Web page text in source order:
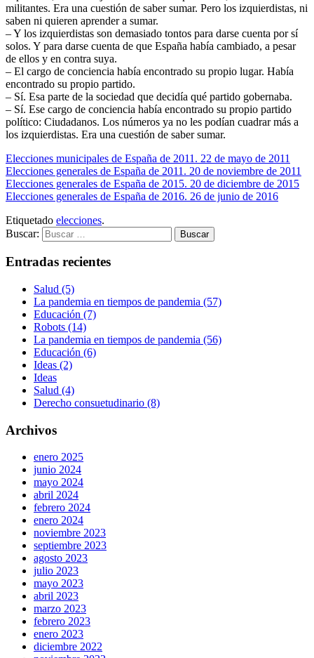
militantes. Era una cuestión de saber sumar. Pero los izquierdistas, ni
saben ni quieren aprender a sumar.
– Y los izquierdistas son demasiado tontos para darse cuenta por sí
solos. Y para darse cuenta de que España había cambiado, a pesar
de ellos y en contra suya.
– El cargo de conciencia había encontrado su propio lugar. Había
encontrado su propio partido.
– Sí. Esa parte de la sociedad que decidía qué partido gobernaba.
– Sí. Ese cargo de conciencia había encontrado su propio partido
político: Ciudadanos. Los números ya no les podían cuadrar más a
los izquierdistas. Era una cuestión de saber sumar.
Elecciones municipales de España de 2011. 22 de mayo de 2011
Elecciones generales de España de 2011. 20 de noviembre de 2011
Elecciones generales de España de 2015. 20 de diciembre de 2015
Elecciones generales de España de 2016. 26 de junio de 2016
Etiquetado elecciones.
Buscar:
Entradas recientes
Salud (5)
La pandemia en tiempos de pandemia (57)
Educación (7)
Robots (14)
La pandemia en tiempos de pandemia (56)
Educación (6)
Ideas (2)
Ideas
Salud (4)
Derecho consuetudinario (8)
Archivos
enero 2025
junio 2024
mayo 2024
abril 2024
febrero 2024
enero 2024
noviembre 2023
septiembre 2023
agosto 2023
julio 2023
mayo 2023
abril 2023
marzo 2023
febrero 2023
enero 2023
diciembre 2022